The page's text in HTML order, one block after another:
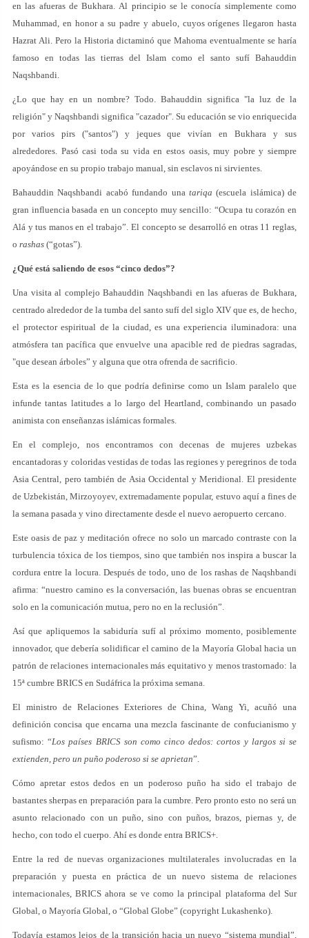
en las afueras de Bukhara. Al principio se le conocía simplemente como
Muhammad, en honor a su padre y abuelo, cuyos orígenes llegaron hasta
Hazrat Ali. Pero la Historia dictaminó que Mahoma eventualmente se haría
famoso en todas las tierras del Islam como el santo sufí Bahauddin
Naqshbandi.
¿Lo que hay en un nombre? Todo. Bahauddin significa "la luz de la
religión" y Naqshbandi significa "cazador". Su educación se vio enriquecida
por varios pirs ("santos") y jeques que vivían en Bukhara y sus
alrededores. Pasó casi toda su vida en estos oasis, muy pobre y siempre
apoyándose en su propio trabajo manual, sin esclavos ni sirvientes.
Bahauddin Naqshbandi acabó fundando una tariqa (escuela islámica) de
gran influencia basada en un concepto muy sencillo: “Ocupa tu corazón en
Alá y tus manos en el trabajo”. El concepto se desarrolló en otras 11 reglas,
o rashas (“gotas”).
¿Qué está saliendo de esos “cinco dedos”?
Una visita al complejo Bahauddin Naqshbandi en las afueras de Bukhara,
centrado alrededor de la tumba del santo sufí del siglo XIV que es, de hecho,
el protector espiritual de la ciudad, es una experiencia iluminadora: una
atmósfera tan pacífica que envuelve una apacible red de piedras sagradas,
"que desean árboles” y alguna que otra ofrenda de sacrificio.
Esta es la esencia de lo que podría definirse como un Islam paralelo que
infunde tantas latitudes a lo largo del Heartland, combinando un pasado
animista con enseñanzas islámicas formales.
En el complejo, nos encontramos con decenas de mujeres uzbekas
encantadoras y coloridas vestidas de todas las regiones y peregrinos de toda
Asia Central, pero también de Asia Occidental y Meridional. El presidente
de Uzbekistán, Mirzoyoyev, extremadamente popular, estuvo aquí a fines de
la semana pasada y vino directamente desde el nuevo aeropuerto cercano.
Este oasis de paz y meditación ofrece no solo un marcado contraste con la
turbulencia tóxica de los tiempos, sino que también nos inspira a buscar la
cordura entre la locura. Después de todo, uno de los rashas de Naqshbandi
afirma: “nuestro camino es la conversación, las buenas obras se encuentran
solo en la comunicación mutua, pero no en la reclusión”.
Así que apliquemos la sabiduría sufí al próximo momento, posiblemente
innovador, que debería solidificar el camino de la Mayoría Global hacia un
patrón de relaciones internacionales más equitativo y menos trastornado: la
15ª cumbre BRICS en Sudáfrica la próxima semana.
El ministro de Relaciones Exteriores de China, Wang Yi, acuñó una
definición concisa que encarna una mezcla fascinante de confucianismo y
sufismo: “Los países BRICS son como cinco dedos: cortos y largos si se
extienden, pero un puño poderoso si se aprietan”.
Cómo apretar estos dedos en un poderoso puño ha sido el trabajo de
bastantes sherpas en preparación para la cumbre. Pero pronto esto no será un
asunto relacionado con un puño, sino con puños, brazos, piernas y, de
hecho, con todo el cuerpo. Ahí es donde entra BRICS+.
Entre la red de nuevas organizaciones multilaterales involucradas en la
preparación y puesta en práctica de un nuevo sistema de relaciones
internacionales, BRICS ahora se ve como la principal plataforma del Sur
Global, o Mayoría Global, o “Global Globe” (copyright Lukashenko).
Todavía estamos lejos de la transición hacia un nuevo “sistema mundial”,